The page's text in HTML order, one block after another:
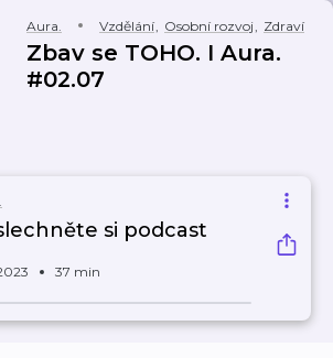
Aura. Vzdělání, Osobní rozvoj, Zdraví
Zbav se TOHO. I Aura.
#02.07
si podcast
37 min